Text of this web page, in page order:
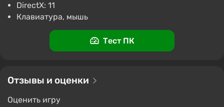
DirectX: 11
Клавиатура, мышь
Тест ПК
Отзывы и оценки
Оценить игру